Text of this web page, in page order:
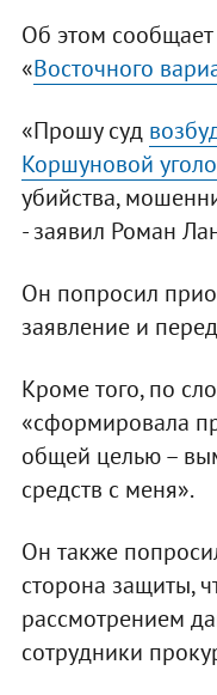
Об этом
«Восточного
«Прошу суд
Коршуновой
убийства,
- заявил Роман
Он попросил
заявление и
Кроме того, по
«сформировала
общей целью –
средств с меня».
Он также
сторона защиты,
рассмотрением
сотрудники